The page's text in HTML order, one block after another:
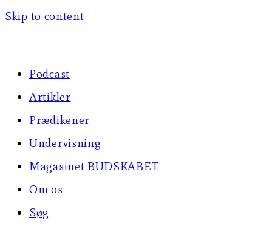
Skip to content
Podcast
Artikler
Prædikener
Undervisning
Magasinet BUDSKABET
Om os
Søg